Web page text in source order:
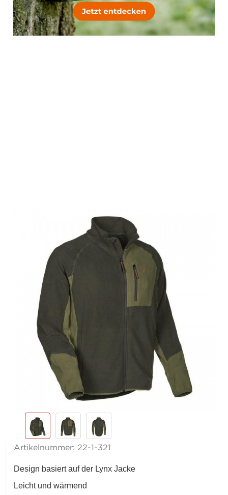
Artikelnummer: 22-1-321
Design basiert auf der Lynx Jacke
Leicht und wärmend